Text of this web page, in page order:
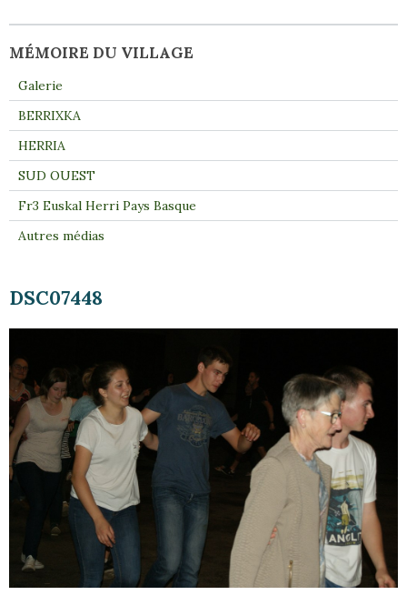
DSC07448
MÉMOIRE DU VILLAGE
Galerie
BERRIXKA
HERRIA
SUD OUEST
Fr3 Euskal Herri Pays Basque
Autres médias